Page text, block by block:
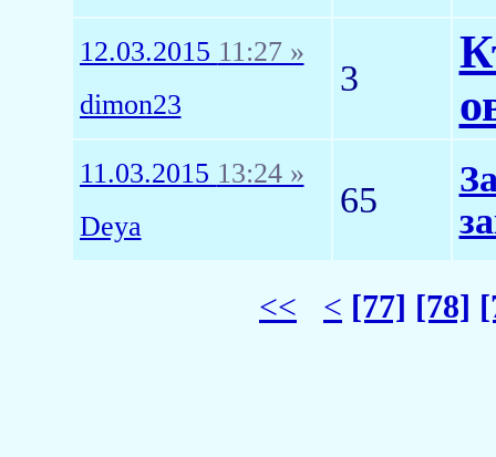
12.03.2015 11:27 »
dimon23
3
11.03.2015 13:24 »
Deya
65
<< < [77] [78]